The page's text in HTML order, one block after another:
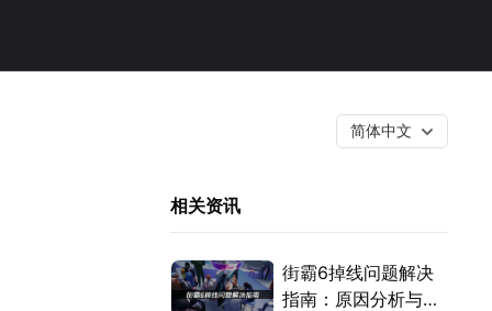
简体中文
相关资讯
街霸6掉线问题解决
指南：原因分析与网